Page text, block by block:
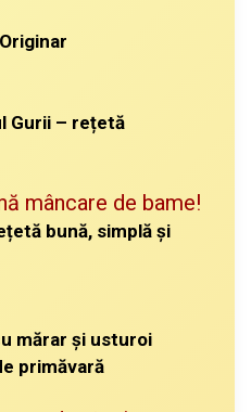
Gurii – rețetă
bună, simplă și
mărar și usturoi
primăvară